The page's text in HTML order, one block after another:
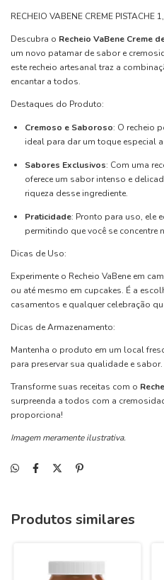
RECHEIO VABENE CREME
Descubra o Recheio VaBene Creme
um novo patamar de sabor e
este recheio artesanal traz a
encantar a todos.
Destaques do Produto:
Cremoso e Saboroso: O recheio
ideal para dar um toque especial
Sabores Exclusivos: Com uma
oferece um sabor intenso e
riqueza desse ingrediente.
Praticidade: Pronto para uso, ele
permitindo que você se concentre
Dicas de Uso:
Experimente o Recheio VaBene em
ou até mesmo em cupcakes. É a
casamentos e qualquer celebração
Dicas de Armazenamento:
Mantenha o produto em um local
para preservar sua qualidade e sabor.
Transforme suas receitas com o
surpreenda a todos com a
proporciona!
Imagem meramente ilustrativa.
Produtos similares